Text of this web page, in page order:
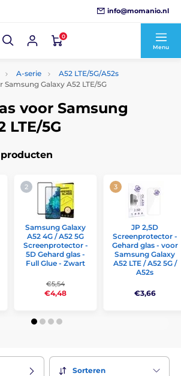
info@momanio.nl
0
Menu
A-serie
A52 LTE/5G/A52s
Samsung Galaxy A52 LTE/5G
voor Samsung
LTE/5G
Samsung Galaxy
A52 4G / A52 5G
Screenprotector -
5D Gehard glas -
Full Glue - Zwart
€5,54
€4,48
JP 2,5D
Screenprotector -
Gehard glas - voor
Samsung Galaxy
A52 LTE / A52 5G /
A52s
€3,66
Sorteren